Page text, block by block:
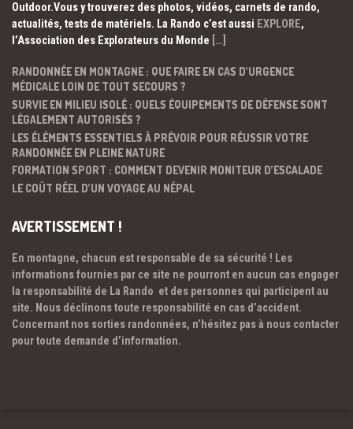
Outdoor.Vous y trouverez des photos, vidéos, carnets de rando,
actualités, tests de matériels. La Rando c’est aussi EXPLORE,
l’Association des Explorateurs du Monde […]
RANDONNÉE EN MONTAGNE : QUE FAIRE EN CAS D’URGENCE
MÉDICALE LOIN DE TOUT SECOURS ?
SURVIE EN MILIEU ISOLÉ : QUELS ÉQUIPEMENTS DE DÉFENSE SONT
LÉGALEMENT AUTORISÉS ?
LES ÉLÉMENTS ESSENTIELS À PRÉVOIR POUR RÉUSSIR VOTRE
RANDONNÉE EN PLEINE NATURE
FORMATION SPORT : COMMENT DEVENIR MONITEUR D’ESCALADE
LE COÛT RÉEL D’UN VOYAGE AU NÉPAL
AVERTISSEMENT !
En montagne, chacun est responsable de sa sécurité ! Les
informations fournies par ce site ne pourront en aucun cas engager
la responsabilité de La Rando et des personnes qui participent au
site. Nous déclinons toute responsabilité en cas d’accident.
Concernant nos sorties randonnées, n’hésitez pas à nous contacter
pour toute demande d’information.